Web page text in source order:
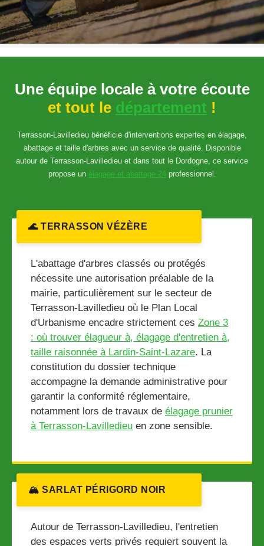
Une équipe locale à votre écoute
et tout le département !
Terrasson-Lavilledieu bénéficie d'interventions expertes en élagage,
abattage et taille d'arbres avec un service de qualité. Disponible
autour de Terrasson-Lavilledieu et dans tout le Dordogne, ce service
propose un élagage et abattage 24professionnel.
🌊 TERRASSON VÉZÈRE
L'abattage d'arbres classés ou protégés
nécessite une autorisation préalable de la
mairie, particulièrement sur le secteur de
Terrasson-Lavilledieu où le Plan Local
d'Urbanisme encadre strictement ces Zone 3
: où trouver élagueur à, élagage d'entretien à,
taille raisonnée à Lardin-Saint-Lazare. La
constitution du dossier technique
accompagne la demande administrative pour
garantir la conformité réglementaire,
notamment lors de travaux de élagage prunier
à Terrasson-Lavilledieu en zone sensible.
🏔️ SARLAT PÉRIGORD NOIR
Autour de Terrasson-Lavilledieu, l'entretien
des espaces verts privés requiert souvent la